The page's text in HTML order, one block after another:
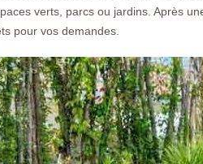
verts, parcs ou jardins. Après
pour vos demandes.